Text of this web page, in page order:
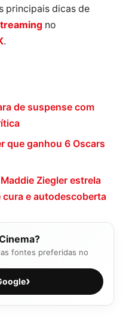
principais dicas de
no
.
de suspense com
que ganhou 6 Oscars
Ziegler estrela
cura e autodescoberta
fontes preferidas no
›